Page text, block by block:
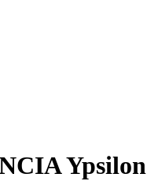
Ypsilon